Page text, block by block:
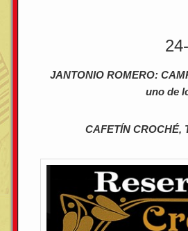
JANTONIO ROMERO:
uno de
CAFETÍN CROCHÉ,